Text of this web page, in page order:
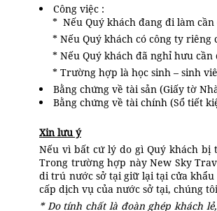
Công việc :
* Nếu Quý khách đang đi làm
* Nếu Quý khách có công ty
* Nếu Quý khách đã nghỉ hưu
* Trường hợp là học sinh – sinh
Bằng chứng về tài sản (Giấy tờ
Bằng chứng về tài chính (Sổ tiết
Xin lưu ý
Nếu vì bất cứ lý do gì Quý khách bị
Trong trường hợp này New Sky
di trú nước sở tại giữ lại tại cửa
cấp dịch vụ của nước sở tại, chúng
* Do tính chất là đoàn ghép khách lẻ,